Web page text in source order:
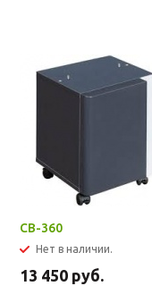
CB-360
Нет в наличии.
13 450 руб.